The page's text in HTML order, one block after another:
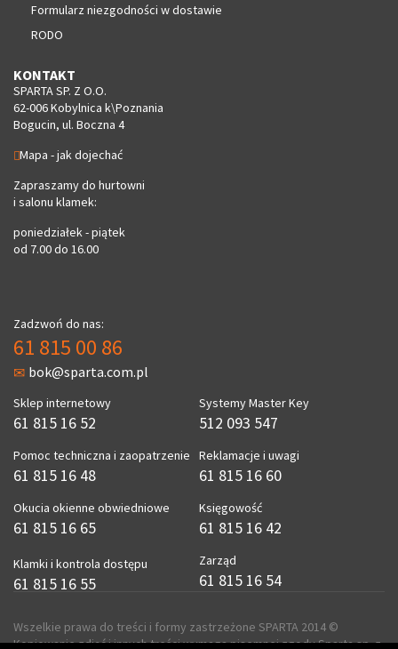
Formularz niezgodności w dostawie
RODO
KONTAKT
SPARTA SP. Z O.O.
62-006 Kobylnica k\Poznania
Bogucin, ul. Boczna 4
Mapa - jak dojechać
Zapraszamy do hurtowni
i salonu klamek:
poniedziałek - piątek
od 7.00 do 16.00
Zadzwoń do nas:
61 815 00 86
bok@sparta.com.pl
Sklep internetowy
61 815 16 52
Pomoc techniczna i zaopatrzenie
61 815 16 48
Okucia okienne obwiedniowe
61 815 16 65
Klamki i kontrola dostępu
61 815 16 55
Systemy Master Key
512 093 547
Reklamacje i uwagi
61 815 16 60
Księgowość
61 815 16 42
Zarząd
61 815 16 54
Wszelkie prawa do treści i formy zastrzeżone SPARTA 2014 ©
Kopiowanie zdjęć i innych treści wymaga pisemnej zgody Sparta sp. z